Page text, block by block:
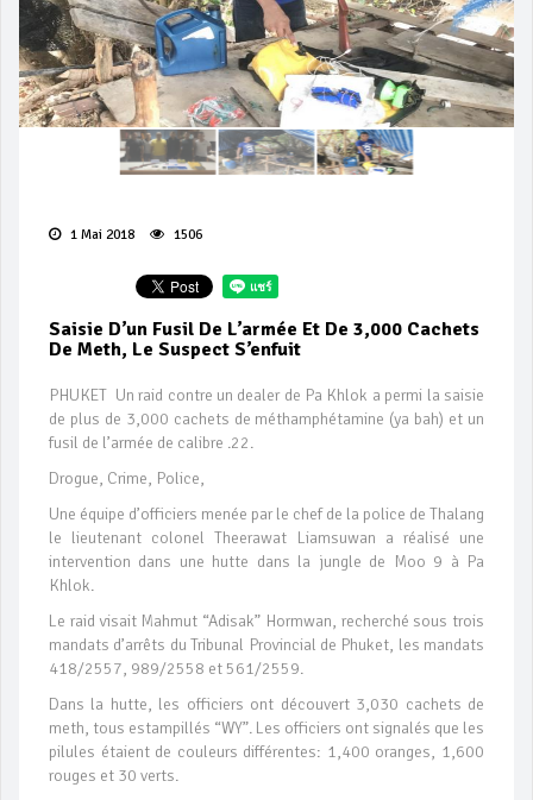
1 Mai 2018 1506
Saisie D’un Fusil De L’armée Et De 3,000 Cachets
De Meth, Le Suspect S’enfuit
PHUKET Un raid contre un dealer de Pa Khlok a permi la saisie
de plus de 3,000 cachets de méthamphétamine (ya bah) et un
fusil de l’armée de calibre .22.
Drogue, Crime, Police,
Une équipe d’officiers menée par le chef de la police de Thalang
le lieutenant colonel Theerawat Liamsuwan a réalisé une
intervention dans une hutte dans la jungle de Moo 9 à Pa
Khlok.
Le raid visait Mahmut “Adisak” Hormwan, recherché sous trois
mandats d’arrêts du Tribunal Provincial de Phuket, les mandats
418/2557, 989/2558 et 561/2559.
Dans la hutte, les officiers ont découvert 3,030 cachets de
meth, tous estampillés “WY”. Les officiers ont signalés que les
pilules étaient de couleurs différentes: 1,400 oranges, 1,600
rouges et 30 verts.